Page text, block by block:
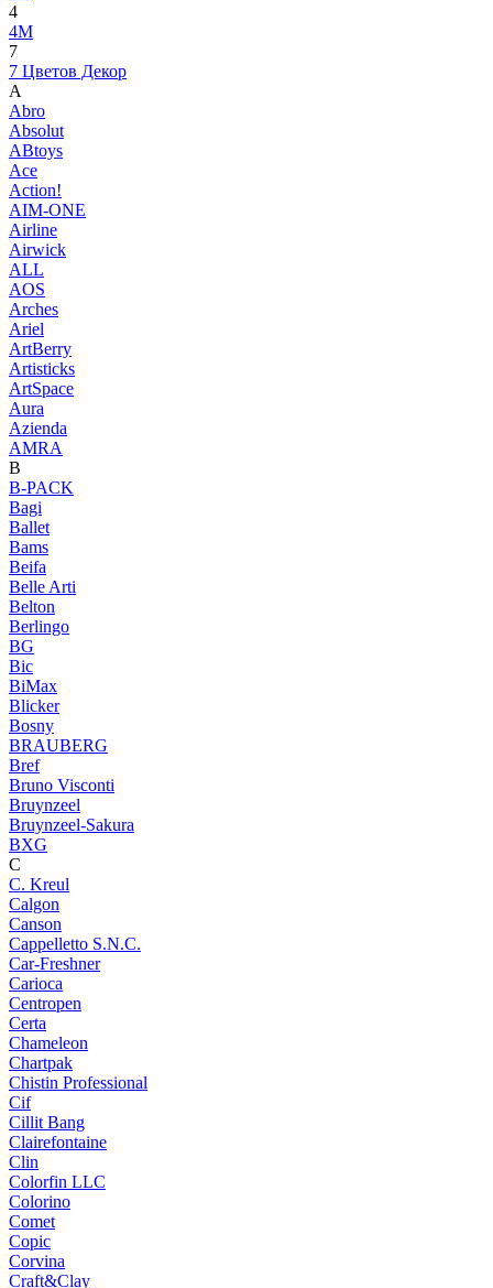
4
4M
7
7 Цветов Декор
A
Abro
Absolut
ABtoys
Ace
Action!
AIM-ONE
Airline
Airwick
ALL
AOS
Arches
Ariel
ArtBerry
Artisticks
ArtSpace
Aura
Azienda
AМRA
B
B-PACK
Bagi
Ballet
Bams
Beifa
Belle Arti
Belton
Berlingo
BG
Bic
BiMax
Blicker
Bosny
BRAUBERG
Bref
Bruno Visconti
Bruynzeel
Bruynzeel-Sakura
BXG
C
C. Kreul
Calgon
Canson
Cappelletto S.N.C.
Car-Freshner
Carioca
Centropen
Certa
Chameleon
Chartpak
Chistin Professional
Cif
Cillit Bang
Clairefontaine
Clin
Colorfin LLC
Colorino
Comet
Copic
Corvina
Craft&Clay